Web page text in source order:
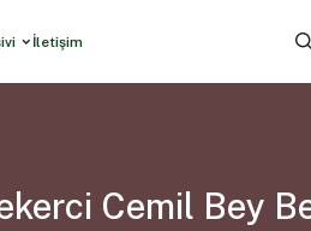
İletişim
Cemil Bey